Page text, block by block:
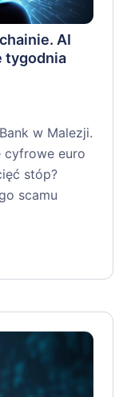
AI
tygodnia
w Malezji.
cyfrowe euro
stóp?
scamu